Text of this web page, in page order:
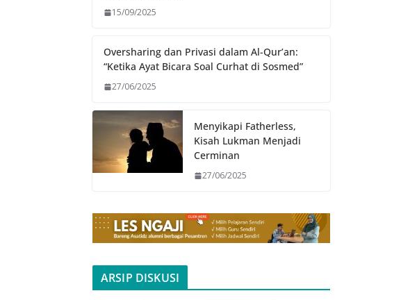
15/09/2025
Oversharing dan Privasi dalam Al-Qur’an:
“Ketika Ayat Bicara Soal Curhat di Sosmed”
27/06/2025
Menyikapi Fatherless,
Kisah Lukman Menjadi
Cerminan
27/06/2025
ARSIP DISKUSI